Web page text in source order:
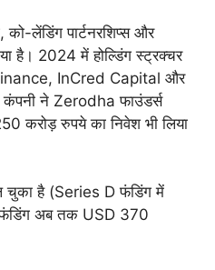
लेंडिंग पार्टनरशिप्स और
है। 2024 में होल्डिंग स्ट्रक्चर
InCred Capital और
ने Zerodha फाउंडर्स
करोड़ रुपये का निवेश भी लिया
चुका है (Series D फंडिंग में
अब तक USD 370